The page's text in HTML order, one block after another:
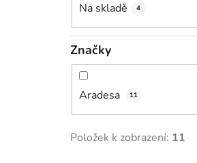
Na skladě 4
Značky
Aradesa 11
Položek k zobrazení: 11